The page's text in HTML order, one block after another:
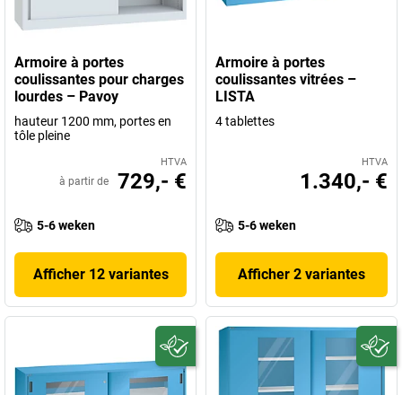
Armoire à portes
coulissantes pour charges
lourdes – Pavoy
hauteur 1200 mm, portes en
tôle pleine
HTVA
à partir de 729,- €
5-6 weken
Afficher 12 variantes
Armoire à portes
coulissantes vitrées –
LISTA
4 tablettes
HTVA
1.340,- €
5-6 weken
Afficher 2 variantes